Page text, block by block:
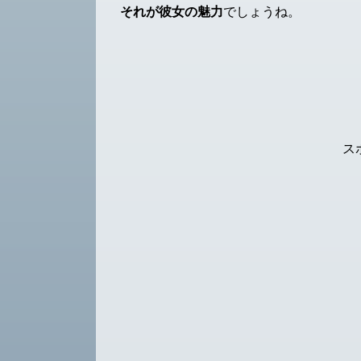
それが彼女の魅力でしょうね。
ス